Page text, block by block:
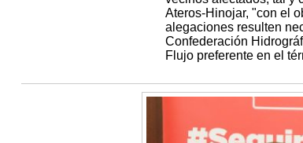
Ateros-Hinojar, "con el
alegaciones resulten
Confederación
Flujo preferente en el